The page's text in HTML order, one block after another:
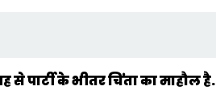
पार्टी के भीतर चिंता का माहौल है.